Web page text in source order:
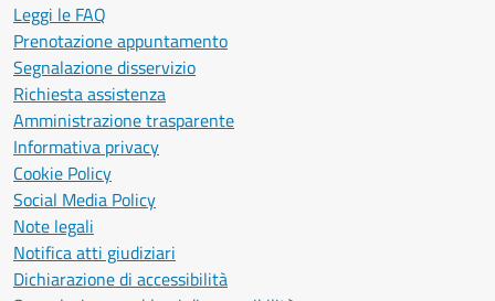
Leggi le FAQ
Prenotazione appuntamento
Segnalazione disservizio
Richiesta assistenza
Amministrazione trasparente
Informativa privacy
Cookie Policy
Social Media Policy
Note legali
Notifica atti giudiziari
Dichiarazione di accessibilità